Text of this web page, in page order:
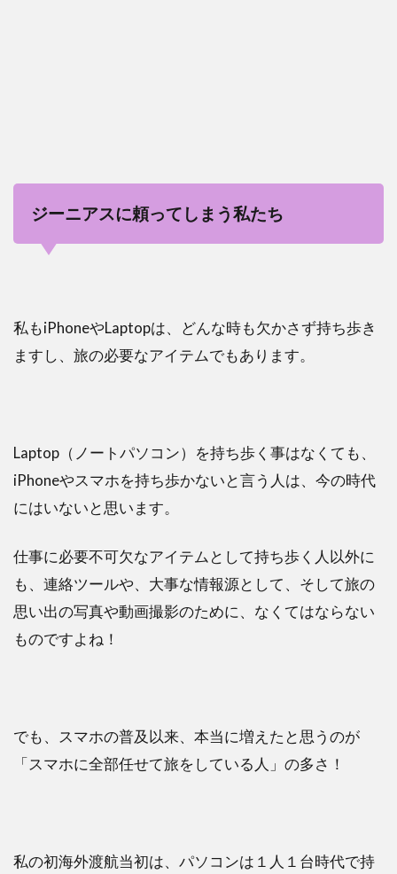
注意
識は
2
ま
ジーニアスに頼ってしまう私たち
私もiPhoneやLaptopは、どんな時も欠かさず持ち歩き
ますし、旅の必要なアイテムでもあります。
Laptop（ノートパソコン）を持ち歩く事はなくても、
iPhoneやスマホを持ち歩かないと言う人は、今の時代
にはいないと思います。
仕事に必要不可欠なアイテムとして持ち歩く人以外に
も、連絡ツールや、大事な情報源として、そして旅の
思い出の写真や動画撮影のために、なくてはならない
ものですよね！
でも、スマホの普及以来、本当に増えたと思うのが
「スマホに全部任せて旅をしている人」の多さ！
私の初海外渡航当初は、パソコンは１人１台時代で持